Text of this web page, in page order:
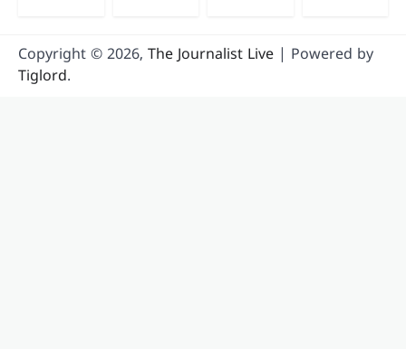
Copyright © 2026, The Journalist Live | Powered by
Tiglord.